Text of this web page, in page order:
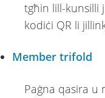
tgħin lill-kunsilli
kodiċi QR li
Member trifold
Paġna qasira u